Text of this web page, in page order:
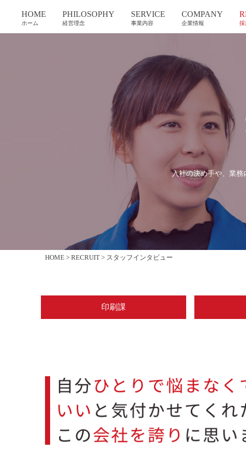
HOME
ホーム
PHILOSOPHY
経営理念
SERVICE
事業内容
COMPANY
企業情報 採
入社の決め手や、業
HOME > RECRUIT > スタッフインタビュー
印刷課